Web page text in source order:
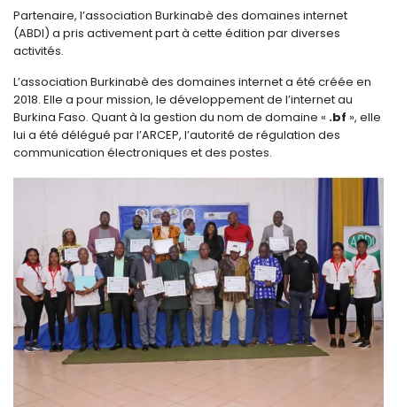
Partenaire, l’association Burkinabè des domaines internet
(ABDI) a pris activement part à cette édition par diverses
activités.
L’association Burkinabè des domaines internet a été créée en
2018. Elle a pour mission, le développement de l’internet au
Burkina Faso. Quant à la gestion du nom de domaine « .bf », elle
lui a été délégué par l’ARCEP, l’autorité de régulation des
communication électroniques et des postes.